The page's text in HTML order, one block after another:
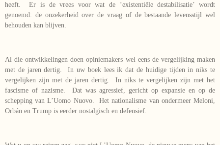
heeft. Er is de vrees voor wat de ‘existentiële destabilisatie’ wordt
genoemd: de onzekerheid over de vraag of de bestaande levensstijl wel
behouden kan blijven.
Al die ontwikkelingen doen opiniemakers wel eens de vergelijking maken
met de jaren dertig. In uw boek lees ik dat de huidige tijden in niks te
vergelijken zijn met de jaren dertig. In niks te vergelijken zijn met het
fascisme of nazisme. Dat was agressief, gericht op expansie en op de
schepping van L’Uomo Nuovo. Het nationalisme van ondermeer Meloni,
Orbán en Trump is eerder nostalgisch en defensief.